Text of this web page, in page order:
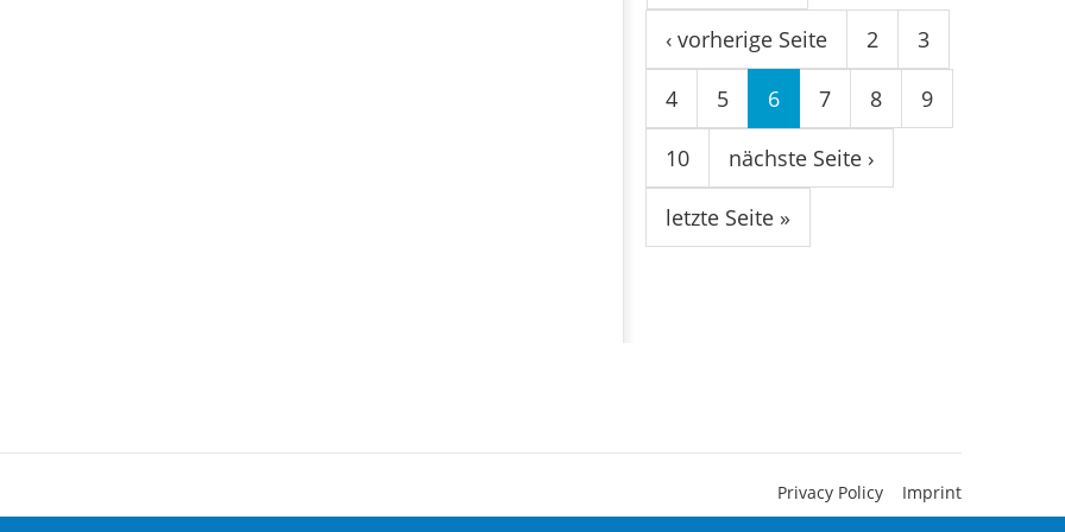
‹ vorherige Seite 2 3
4 5 6 7 8 9
10 nächste Seite ›
letzte Seite »
Privacy Policy Imprint